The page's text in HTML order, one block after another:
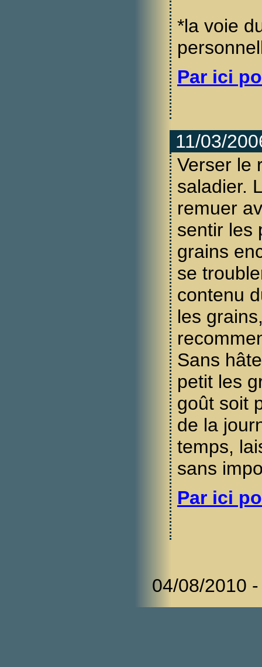
*la voie
Par ici
11/03/
Verser le
saladier.
remuer
sentir les
grains
se
contenu
les
Sans
petit les
goût soit
de la
temps,
sans
Par ici
04/08/2010